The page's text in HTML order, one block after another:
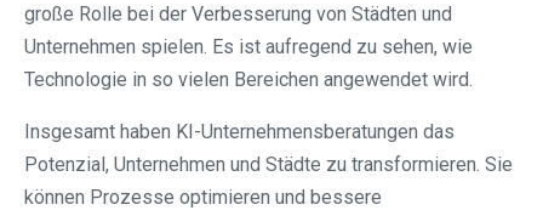
große Rolle bei der Verbesserung von Städten und
Unternehmen spielen. Es ist aufregend zu sehen, wie
Technologie in so vielen Bereichen angewendet wird.
Insgesamt haben KI-Unternehmensberatungen das
Potenzial, Unternehmen und Städte zu transformieren. Sie
können Prozesse optimieren und bessere